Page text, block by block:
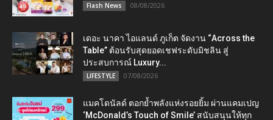
Flash News 08/08/2026
เดอะ นาคา ไอแลนด์ ภูเก็ต จัดงาน “Across the
Table” ต้อนรับสุดยอดเชฟระดับมิชลิน สู่
ประสบการณ์ Luxury...
LIFESTYLE 07/08/2026
แมคโดนัลด์ ตอกย้ำพลังแห่งรอยยิ้ม ผ่านแคมเปญ
‘McDonald’s Touch of Smile’ สนับสนุนให้ทุก